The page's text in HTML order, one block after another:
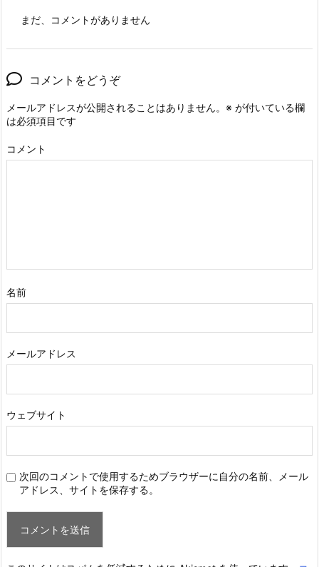
まだ、コメントがありません
コメントをどうぞ
メールアドレスが公開されることはありません。 ※ が付いている欄
は必須項目です
コメント
名前
メールアドレス
ウェブサイト
次回のコメントで使用するためブラウザーに自分の名前、メール
アドレス、サイトを保存する。